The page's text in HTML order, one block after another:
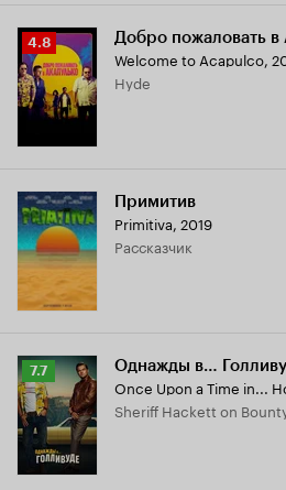
Рейтинг
Кинопоиска
4.8
4.8 Добро пожаловать в
Welcome to Acapulco,
Hyde
Примитив
Primitiva, 2019
рассказчик
Рейтинг
Кинопоиска
7.7
7.7 Однажды в…
Once Upon a Time in...
Sheriff Hackett on